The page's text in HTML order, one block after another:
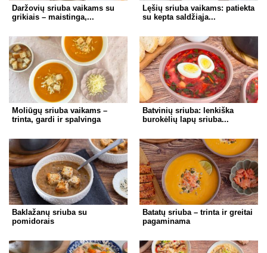
Daržovių sriuba vaikams su
grikiais – maistinga,...
Lęšių sriuba vaikams: patiekta
su kepta saldžiąja...
Moliūgų sriuba vaikams –
trinta, gardi ir spalvinga
Batvinių sriuba: lenkiška
burokėlių lapų sriuba...
Baklažanų sriuba su
pomidorais
Batatų sriuba – trinta ir greitai
pagaminama